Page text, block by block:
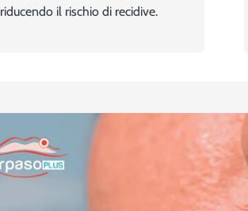
riducendo il rischio di recidive.